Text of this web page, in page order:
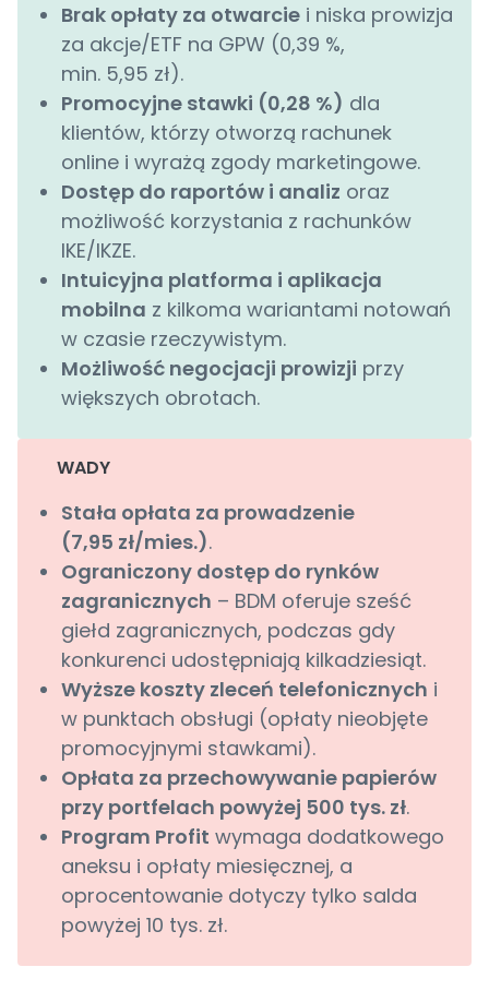
Brak opłaty za otwarcie i niska prowizja
za akcje/ETF na GPW (0,39 %,
min. 5,95 zł).
Promocyjne stawki (0,28 %) dla
klientów, którzy otworzą rachunek
online i wyrażą zgody marketingowe.
Dostęp do raportów i analiz oraz
możliwość korzystania z rachunków
IKE/IKZE.
Intuicyjna platforma i aplikacja
mobilna z kilkoma wariantami notowań
w czasie rzeczywistym.
Możliwość negocjacji prowizji przy
większych obrotach.
WADY
Stała opłata za prowadzenie
(7,95 zł/mies.).
Ograniczony dostęp do rynków
zagranicznych – BDM oferuje sześć
giełd zagranicznych, podczas gdy
konkurenci udostępniają kilkadziesiąt.
Wyższe koszty zleceń telefonicznych i
w punktach obsługi (opłaty nieobjęte
promocyjnymi stawkami).
Opłata za przechowywanie papierów
przy portfelach powyżej 500 tys. zł.
Program Profit wymaga dodatkowego
aneksu i opłaty miesięcznej, a
oprocentowanie dotyczy tylko salda
powyżej 10 tys. zł.